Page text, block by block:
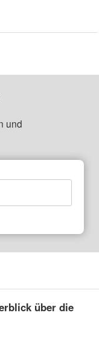
und
über die